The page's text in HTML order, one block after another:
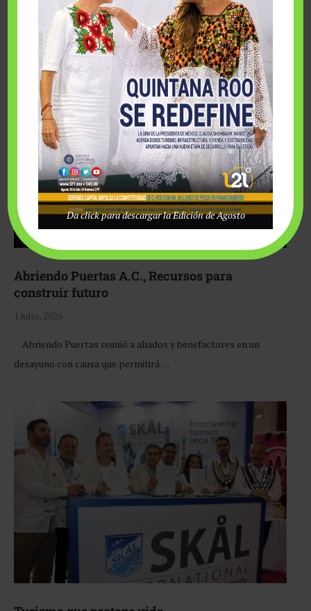
Fairmont Mayakoba y Make-A-Wish México unieron
esfuerzos para hacer realidad el deseo de una …
Abriendo Puertas A.C., Recursos para
construir futuro
1 julio, 2026
Abriendo Puertas reunió a aliados y benefactores en un
desayuno con causa que permitirá …
Da click para descargar la Edición de Agosto